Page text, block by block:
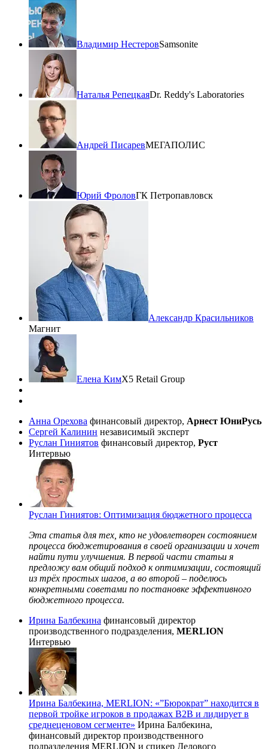
Владимир НестеровSamsonite
Наталья РепецкаяDr. Reddy's Laboratories
Андрей ПисаревМЕГАПОЛИС
Юрий ФроловГК Петропавловск
Александр Красильников
Магнит
Елена КимX5 Retail Group
Анна Орехова финансовый директор, Арнест ЮниРусь
Сергей Калинин независимый эксперт
Руслан Гиниятов финансовый директор, Руст
Интервью
Руслан Гиниятов: Оптимизация бюджетного процесса
Эта статья для тех, кто не удовлетворен состоянием
процесса бюджетирования в своей организации и хочет
найти пути улучшения. В первой части статьи я
предложу вам общий подход к оптимизации, состоящий
из трёх простых шагов, а во второй – поделюсь
конкретными советами по постановке эффективного
бюджетного процесса.
Ирина Балбекина финансовый директор
производственного подразделения, MERLION
Интервью
Ирина Балбекина, MERLION: «”Бюрократ” находится в
первой тройке игроков в продажах В2В и лидирует в
среднеценовом сегменте» Ирина Балбекина,
финансовый директор производственного
подразделения MERLION и спикер Делового